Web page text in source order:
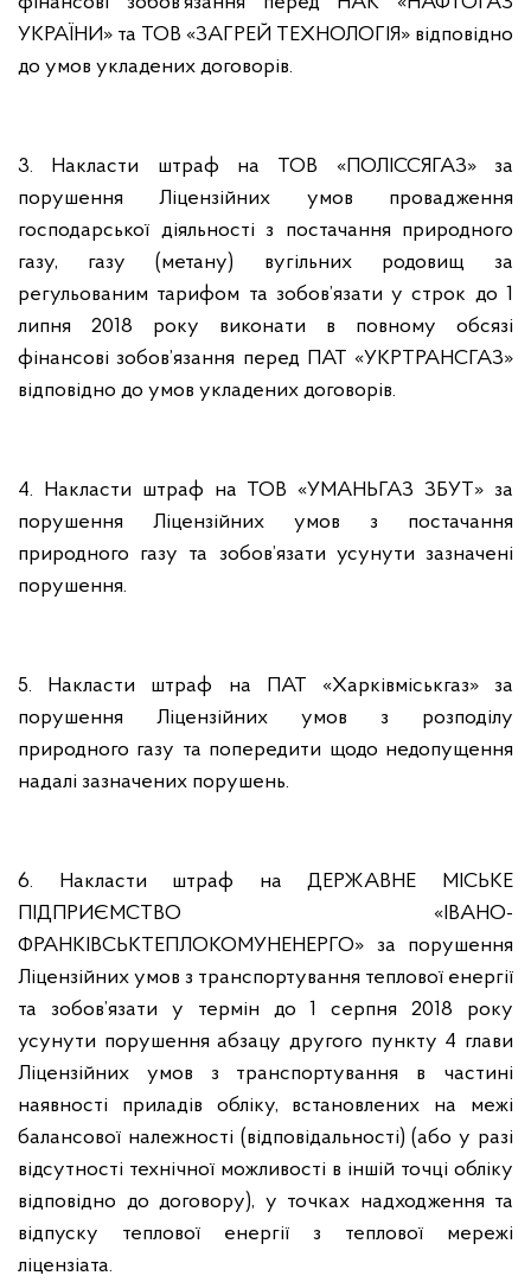
УКРАЇНИ» та ТОВ «ЗАГРЕЙ ТЕХНОЛОГІЯ» відповідно
до умов укладених договорів.
3. Накласти штраф на ТОВ «ПОЛІССЯГАЗ» за
порушення Ліцензійних умов провадження
господарської діяльності з постачання природного
газу, газу (метану) вугільних родовищ за
регульованим тарифом та зобов’язати у строк до 1
липня 2018 року виконати в повному обсязі
фінансові зобов’язання перед ПАТ «УКРТРАНСГАЗ»
відповідно до умов укладених договорів.
4. Накласти штраф на ТОВ «УМАНЬГАЗ ЗБУТ» за
порушення Ліцензійних умов з постачання
природного газу та зобов’язати усунути зазначені
порушення.
5. Накласти штраф на ПАТ «Харківміськгаз» за
порушення Ліцензійних умов з розподілу
природного газу та попередити щодо недопущення
надалі зазначених порушень.
6. Накласти штраф на ДЕРЖАВНЕ МІСЬКЕ
ПІДПРИЄМСТВО «ІВАНО-
ФРАНКІВСЬКТЕПЛОКОМУНЕНЕРГО» за порушення
Ліцензійних умов з транспортування теплової енергії
та зобов’язати у термін до 1 серпня 2018 року
усунути порушення абзацу другого пункту 4 глави
Ліцензійних умов з транспортування в частині
наявності приладів обліку, встановлених на межі
балансової належності (відповідальності) (або у разі
відсутності технічної можливості в іншій точці обліку
відповідно до договору), у точках надходження та
відпуску теплової енергії з теплової мережі
ліцензіата.